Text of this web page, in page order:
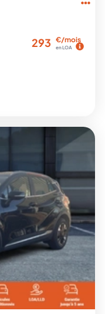
293 €/mois
en LOA